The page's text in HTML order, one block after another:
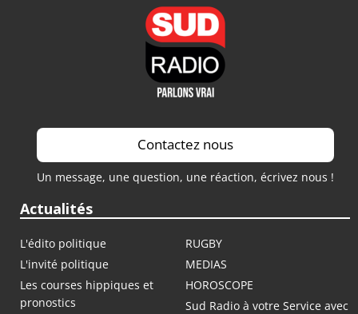
Contactez nous
Un message, une question, une réaction, écrivez nous !
Actualités
L'édito politique
RUGBY
L'invité politique
MEDIAS
Les courses hippiques et
pronostics
HOROSCOPE
Sud Radio à votre Service avec